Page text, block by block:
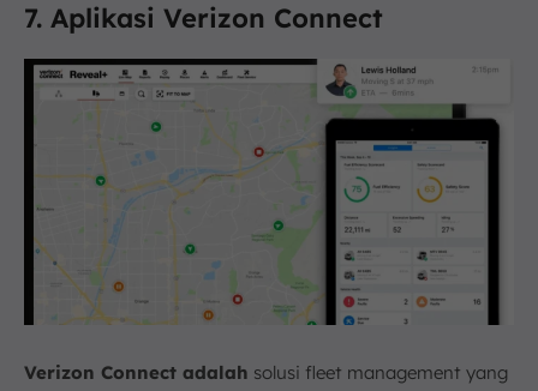
7. Aplikasi Verizon Connect
Verizon Connect adalah solusi fleet management yang